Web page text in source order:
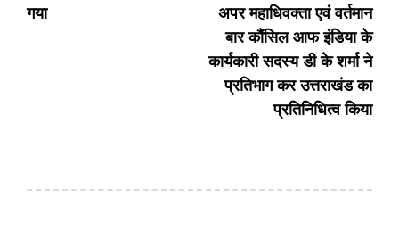
गया
अपर महाधिवक्ता एवं वर्तमान
बार कौंसिल आफ इंडिया के
कार्यकारी सदस्य डी के शर्मा ने
प्रतिभाग कर उत्तराखंड का
प्रतिनिधित्व किया